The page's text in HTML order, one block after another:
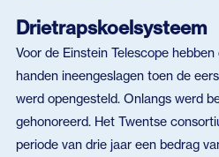
Drietrapskoelsysteem
Voor de Einstein Telescope
handen ineengeslagen toen de
werd opengesteld. Onlangs werd
gehonoreerd. Het Twentse
periode van drie jaar een bedrag